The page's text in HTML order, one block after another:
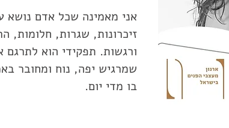
אני מאמינה שכל אדם נושא
זיכרונות, שגרות, חלומות,
ורגשות. תפקידי הוא
שמרגיש יפה, נוח ומחובר
בו מדי יום.